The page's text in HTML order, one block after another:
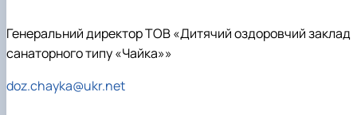
Генеральний директор ТОВ «Дитячий оздоровчий заклад
санаторного типу «Чайка»»
doz.chayka@ukr.net